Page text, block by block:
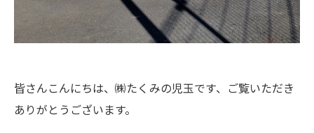
皆さんこんにちは、㈱たくみの児玉です、ご覧いただき
ありがとうございます。